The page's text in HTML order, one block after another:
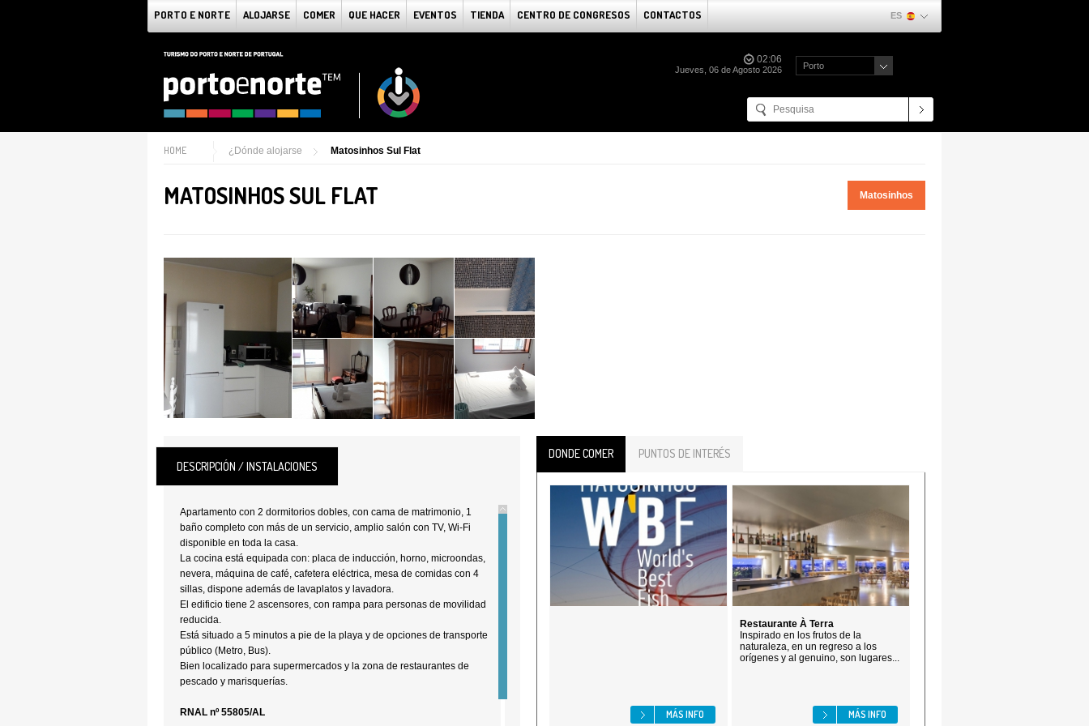
PORTO E NORTE ALOJARSE COMER QUE HACER EVENTOS TIENDA CENTRO DE CONGRESOS CONTACTOS ES
02:06
Jueves, 06 de Agosto 2026 Porto
HOME ¿Dónde alojarse Matosinhos Sul Flat
MATOSINHOS SUL FLAT Matosinhos
DESCRIPCIÓN / INSTALACIONES
Apartamento con 2 dormitorios dobles, con cama de matrimonio, 1
baño completo con más de un servicio, amplio salón con TV, Wi-Fi
disponible en toda la casa.
La cocina está equipada con: placa de inducción, horno, microondas,
nevera, máquina de café, cafetera eléctrica, mesa de comidas con 4
sillas, dispone además de lavaplatos y lavadora.
El edificio tiene 2 ascensores, con rampa para personas de movilidad
reducida.
Está situado a 5 minutos a pie de la playa y de opciones de transporte
público (Metro, Bus).
Bien localizado para supermercados y la zona de restaurantes de
pescado y marisquerías.
RNAL nº 55805/AL
DONDE COMER PUNTOS DE INTERÉS
MÁS INFO
Restaurante À Terra
Inspirado en los frutos de la
naturaleza, en un regreso a los
orígenes y al genuino, son lugares...
MÁS INFO